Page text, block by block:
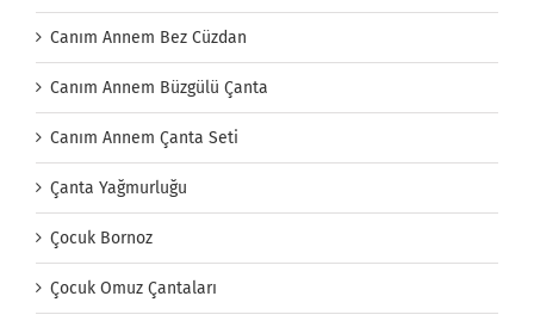
Canım Annem Bez Cüzdan
Canım Annem Büzgülü Çanta
Canım Annem Çanta Seti
Çanta Yağmurluğu
Çocuk Bornoz
Çocuk Omuz Çantaları